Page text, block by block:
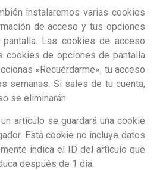
instalaremos varias cookies
de acceso y tus opciones
Las cookies de acceso
cookies de opciones de pantalla
«Recuérdarme», tu acceso
semanas. Si sales de tu cuenta,
se eliminarán.
artículo se guardará una cookie
Esta cookie no incluye datos
indica el ID del artículo que
después de 1 día.